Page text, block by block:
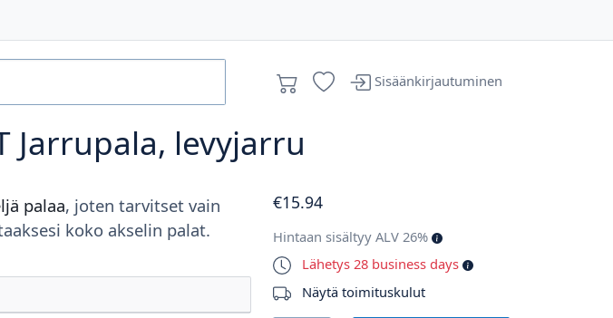
Sisäänkirjautuminen
Jarrupala, levyjarru
palaa, joten tarvitset vain
koko akselin palat.
€15.94
Hintaan sisältyy ALV 26%
Lähetys 28 business days
Näytä toimituskulut